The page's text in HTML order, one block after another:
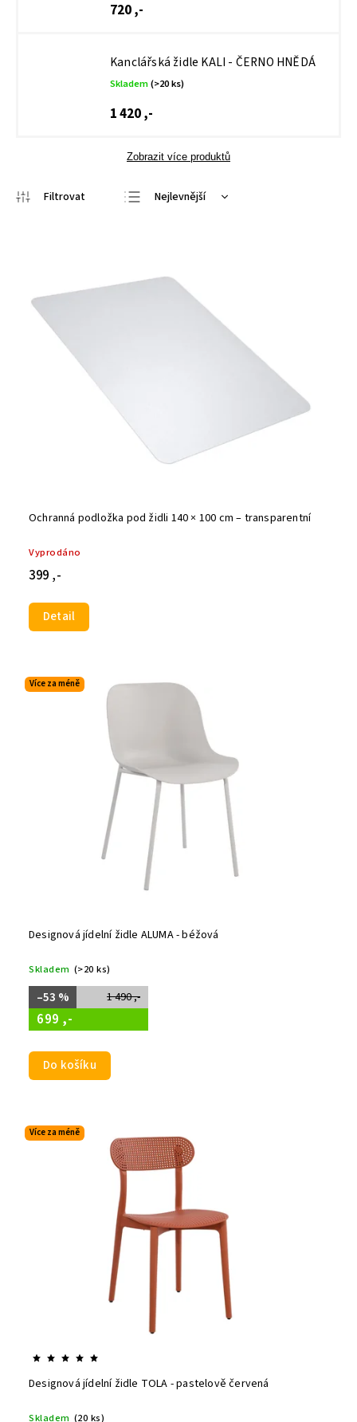
720 ,-
Kanclářská židle KALI - ČERNO HNĚDÁ
Skladem(>20 ks)
1 420 ,-
Zobrazit více produktů
Nejlevnější
Abecedně
Ochranná podložka pod židli 140 × 100 cm – transparentní
Vyprodáno
399 ,-
Detail
Více za méně
Designová jídelní židle ALUMA - béžová
Skladem (>20 ks)
1 490 ,-
–53 %
699 ,-
Do košíku
Více za méně
Designová jídelní židle TOLA - pastelově červená
Skladem (20 ks)